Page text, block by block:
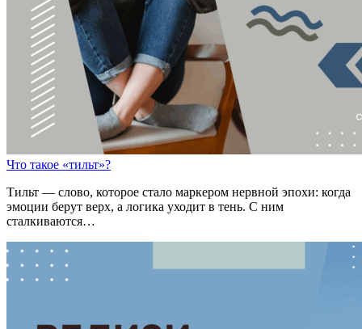
Что такое «тильт»?
Тильт — слово, которое стало маркером нервной эпохи: когда
эмоции берут верх, а логика уходит в тень. С ним
сталкиваются…